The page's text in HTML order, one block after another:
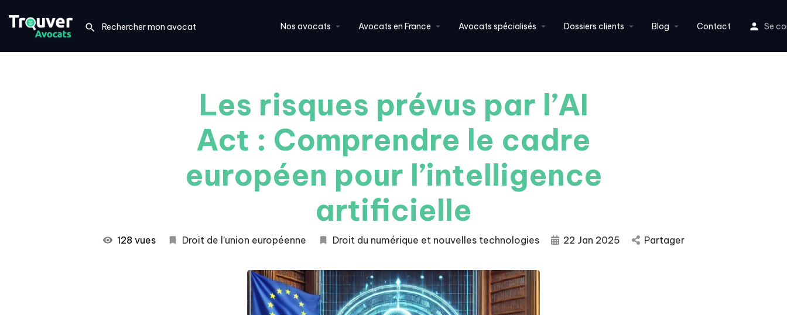
Nos avocats Avocats en France Avocats spécialisés Dossiers clients Blog Contact Se
Les risques prévus par l’AI
Act : Comprendre le cadre
européen pour l’intelligence
artificielle
128 vues Droit de l’union européenne Droit du numérique et nouvelles technologies 22 Jan 2025 Partager